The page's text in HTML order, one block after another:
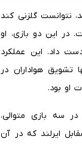
مقابل نیجریه که با نتیجه ۲-۱ به پایان رسید، نتوانست گلزنی کند
از سه شوت خود در ۴۵ دقیقه بازی مقابل شیلی (۲-۱) داشت. در این دو بازی، او
داد. این عملکرد
هواداران در
او در سه بازی متوالی،
است که او در سال ۲۰۲۵ قبل از بازی مقابل ایرلند که در آن